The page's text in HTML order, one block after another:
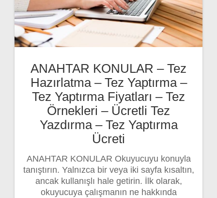
ANAHTAR KONULAR – Tez
Hazırlatma – Tez Yaptırma –
Tez Yaptırma Fiyatları – Tez
Örnekleri – Ücretli Tez
Yazdırma – Tez Yaptırma
Ücreti
ANAHTAR KONULAR Okuyucuyu konuyla
tanıştırın. Yalnızca bir veya iki sayfa kısaltın,
ancak kullanışlı hale getirin. İlk olarak,
okuyucuya çalışmanın ne hakkında